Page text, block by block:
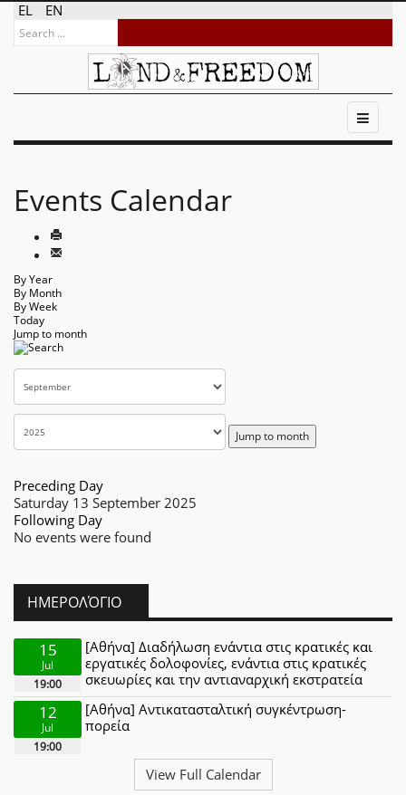
EL EN
Events Calendar
By Year
By Month
By Week
Today
Jump to month
Jump to month
Preceding Day
Saturday 13 September 2025
Following Day
No events were found
ΗΜΕΡΟΛΌΓΙΟ
15
Jul
19:00
[Αθήνα] Διαδήλωση ενάντια στις κρατικές και
εργατικές δολοφονίες, ενάντια στις κρατικές
σκευωρίες και την αντιαναρχική εκστρατεία
12
Jul
19:00
[Αθήνα] Αντικατασταλτική συγκέντρωση-
πορεία
View Full Calendar